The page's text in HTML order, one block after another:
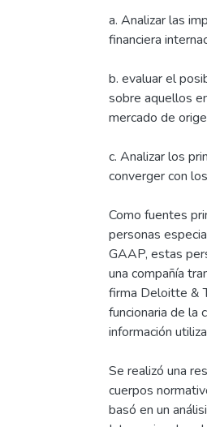
a. Analizar las
financiera
b. evaluar el
sobre aquellos
mercado de
c. Analizar los
converger con
Como fuentes
personas
GAAP, estas
una compañía
firma Deloitte &
funcionaria de la
información
Se realizó una
cuerpos
basó en un